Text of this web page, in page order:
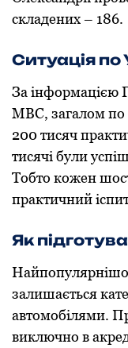
складених – 186.
Ситуація по
За інформацією
МВС, загалом по
200 тисяч
тисячі були
Тобто кожен
практичний
Як
залишається
автомобілями.
виключно в